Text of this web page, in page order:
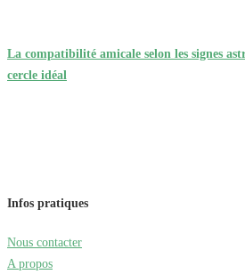
La compatibilité amicale selon les signes
cercle idéal
Infos pratiques
Nous contacter
A propos